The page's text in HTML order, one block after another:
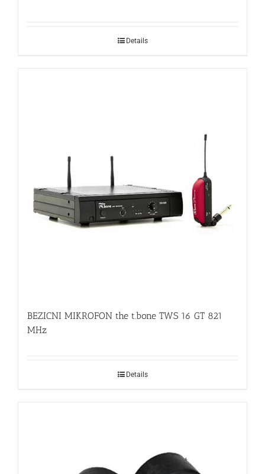
Details
BEZICNI MIKROFON the t.bone TWS 16 GT 821
MHz
Details